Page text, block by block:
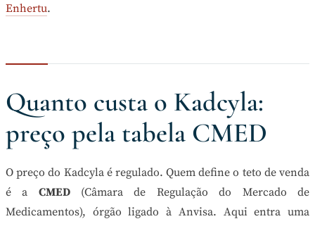
Enhertu.
Quanto custa o Kadcyla:
preço pela tabela CMED
O preço do Kadcyla é regulado. Quem define o teto de venda
é a CMED(Câmara de Regulação do Mercado de
Medicamentos), órgão ligado à Anvisa. Aqui entra uma